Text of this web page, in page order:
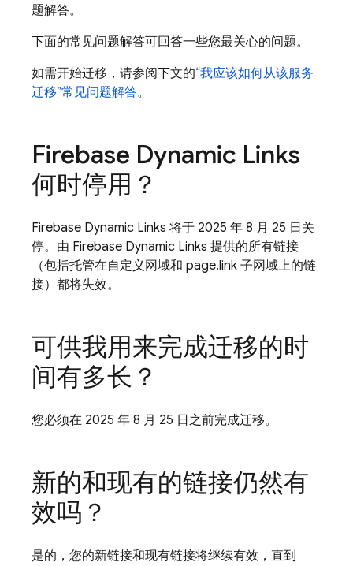
题解答。
下面的常见问题解答可回答一些您最关心的问题。
如需开始迁移，请参阅下文的“我应该如何从该服务
迁移”常见问题解答。
Firebase Dynamic Links
何时停用？
Firebase Dynamic Links 将于 2025 年 8 月 25 日关
停。由 Firebase Dynamic Links 提供的所有链接
（包括托管在自定义网域和 page.link 子网域上的链
接）都将失效。
可供我用来完成迁移的时
间有多长？
您必须在 2025 年 8 月 25 日之前完成迁移。
新的和现有的链接仍然有
效吗？
是的，您的新链接和现有链接将继续有效，直到